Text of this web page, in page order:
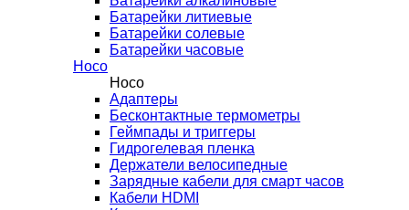
Батарейки литиевые
Батарейки солевые
Батарейки часовые
Hoco
Hoco
Адаптеры
Бесконтактные термометры
Геймпады и триггеры
Гидрогелевая пленка
Держатели велосипедные
Зарядные кабели для смарт часов
Кабели HDMI